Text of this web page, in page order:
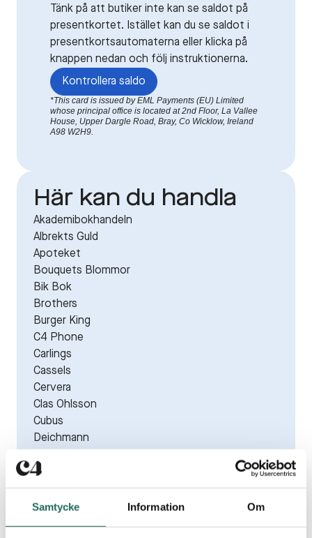
Samtycke Information Om
Tänk på att butiker inte kan se saldot på
presentkortet. Istället kan du se saldot i
presentkortsautomaterna eller klicka på
knappen nedan och följ instruktionerna.
Kontrollera saldo
*This card is issued by EML Payments (EU) Limited
whose principal office is located at 2nd Floor, La Vallee
House, Upper Dargle Road, Bray, Co Wicklow, Ireland
A98 W2H9.
Här kan du handla
Akademibokhandeln
Albrekts Guld
Apoteket
Bouquets Blommor
Bik Bok
Brothers
Burger King
C4 Phone
Carlings
Cassels
Cervera
Clas Ohlsson
Cubus
Deichmann
Dressmann
Dressmann XL
Elgiganten Phonehouse